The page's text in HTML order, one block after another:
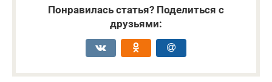
Понравилась статья? Поделиться с
друзьями: